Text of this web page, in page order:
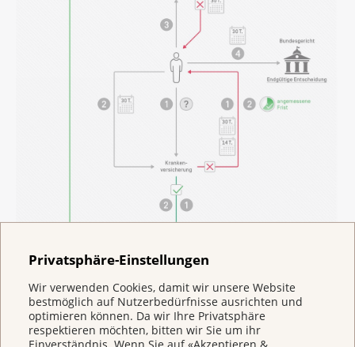
Privatsphäre-Einstellungen
Wir verwenden Cookies, damit wir unsere Website
bestmöglich auf Nutzerbedürfnisse ausrichten und
optimieren können. Da wir Ihre Privatsphäre
respektieren möchten, bitten wir Sie um ihr